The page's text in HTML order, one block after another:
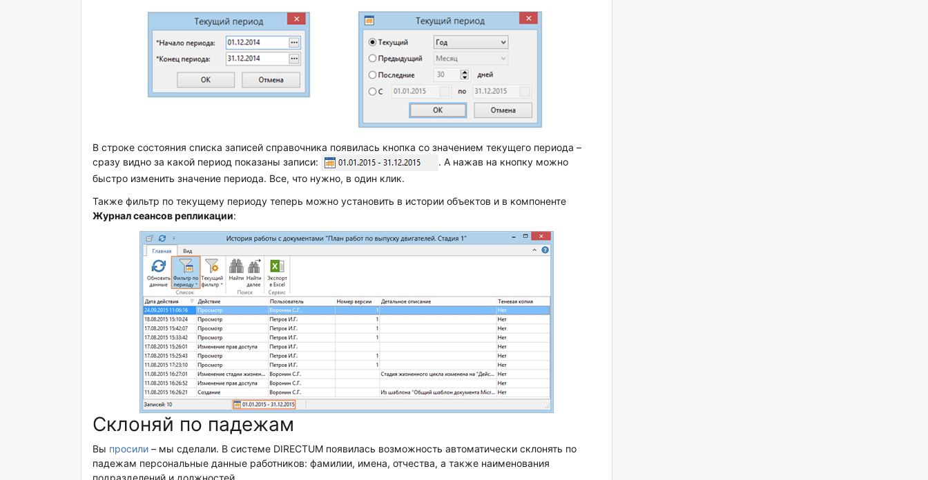
В строке состояния списка записей справочника появилась кнопка со значением текущего периода –
сразу видно за какой период показаны записи:
. А нажав на кнопку можно
быстро изменить значение периода. Все, что нужно, в один клик.
Также фильтр по текущему периоду теперь можно установить в истории объектов и в компоненте
Журнал сеансов репликации:
Склоняй по падежам
Вы просили – мы сделали. В системе DIRECTUM появилась возможность автоматически склонять по
падежам персональные данные работников: фамилии, имена, отчества, а также наименования